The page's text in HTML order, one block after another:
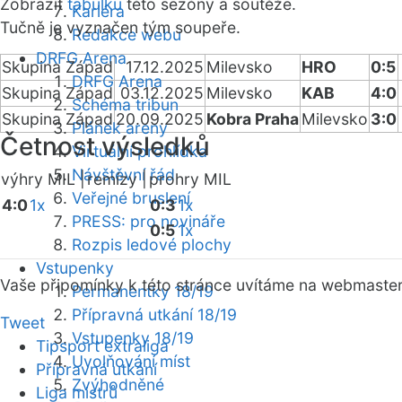
Kariéra
Redakce webu
DRFG Arena
DRFG Arena
Schéma tribun
Plánek areny
Virtuální prohlídka
Návštěvní řád
Veřejné bruslení
PRESS: pro novináře
Rozpis ledové plochy
Vstupenky
Permanentky 18/19
Přípravná utkání 18/19
Vstupenky 18/19
Uvolňování míst
Zvýhodněné
Zobrazit tabulku této sezóny a soutěže.
Tučně je vyznačen tým soupeře.
Skupina Západ 17.12.2025 Milevsko HRO
0:5
Skupina Západ 03.12.2025 Milevsko KAB
4:0
Skupina Západ 20.09.2025 Kobra PrahaMilevsko 3:0
Četnost výsledků
výhry MIL |remízy | prohry MIL
4:01x 0:31x
0:51x
Vaše připomínky k této stránce uvítáme na webmaster
Tweet
Tipsport extraliga
Přípravná utkání
Liga mistrů